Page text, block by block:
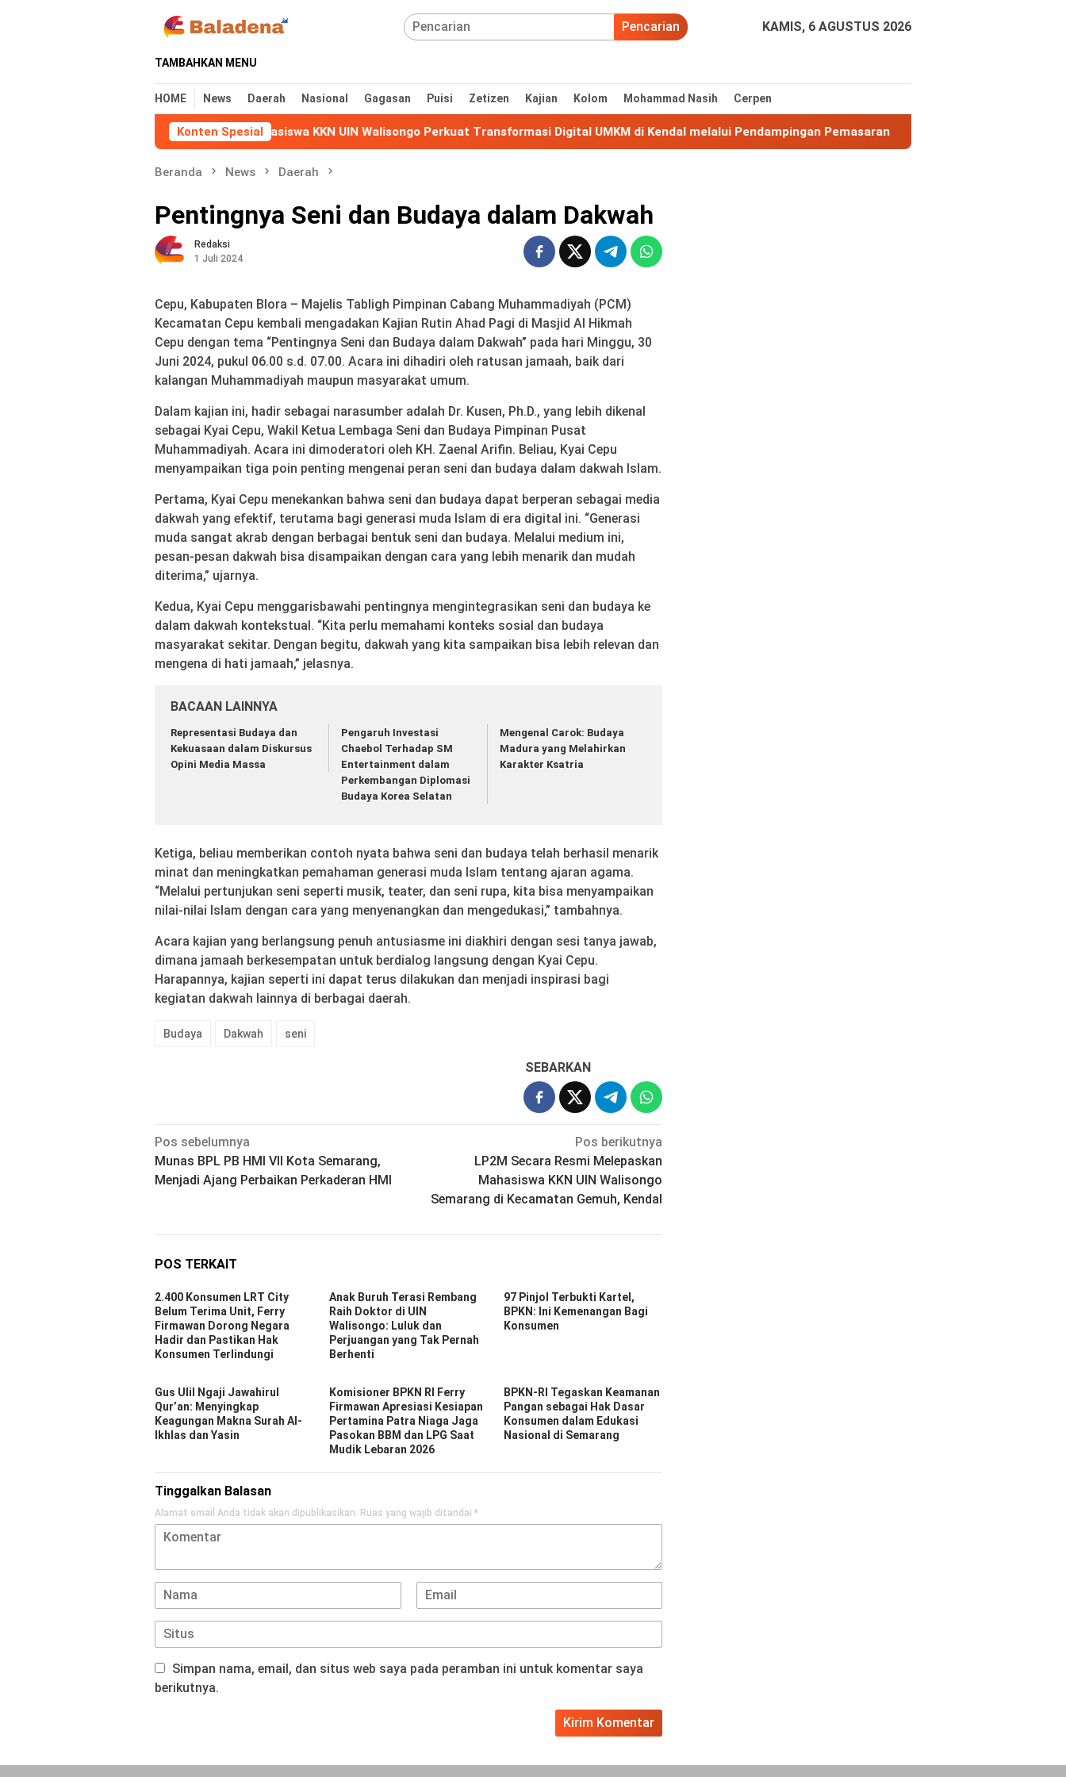
Pencarian KAMIS, 6 AGUSTUS 2026
TAMBAHKAN MENU
HOME News Daerah Nasional Gagasan Puisi Zetizen Kajian Kolom Mohammad Nasih Cerpen
Konten Spesial
Mahasiswa KKN UIN Walisongo Perkuat Transformasi Digital UMKM di Kendal melalui Pendampingan Pemasaran 2.400 Konsumen LRT City
Beranda News Daerah
Pentingnya Seni dan Budaya dalam Dakwah
Redaksi
1 Juli 2024
Cepu, Kabupaten Blora – Majelis Tabligh Pimpinan Cabang Muhammadiyah (PCM)
Kecamatan Cepu kembali mengadakan Kajian Rutin Ahad Pagi di Masjid Al Hikmah
Cepu dengan tema “Pentingnya Seni dan Budaya dalam Dakwah” pada hari Minggu, 30
Juni 2024, pukul 06.00 s.d. 07.00. Acara ini dihadiri oleh ratusan jamaah, baik dari
kalangan Muhammadiyah maupun masyarakat umum.
Dalam kajian ini, hadir sebagai narasumber adalah Dr. Kusen, Ph.D., yang lebih dikenal
sebagai Kyai Cepu, Wakil Ketua Lembaga Seni dan Budaya Pimpinan Pusat
Muhammadiyah. Acara ini dimoderatori oleh KH. Zaenal Arifin. Beliau, Kyai Cepu
menyampaikan tiga poin penting mengenai peran seni dan budaya dalam dakwah Islam.
Pertama, Kyai Cepu menekankan bahwa seni dan budaya dapat berperan sebagai media
dakwah yang efektif, terutama bagi generasi muda Islam di era digital ini. “Generasi
muda sangat akrab dengan berbagai bentuk seni dan budaya. Melalui medium ini,
pesan-pesan dakwah bisa disampaikan dengan cara yang lebih menarik dan mudah
diterima,” ujarnya.
Kedua, Kyai Cepu menggarisbawahi pentingnya mengintegrasikan seni dan budaya ke
dalam dakwah kontekstual. “Kita perlu memahami konteks sosial dan budaya
masyarakat sekitar. Dengan begitu, dakwah yang kita sampaikan bisa lebih relevan dan
mengena di hati jamaah,” jelasnya.
BACAAN LAINNYA
Representasi Budaya dan
Kekuasaan dalam Diskursus
Opini Media Massa
Pengaruh Investasi
Chaebol Terhadap SM
Entertainment dalam
Perkembangan Diplomasi
Budaya Korea Selatan
Mengenal Carok: Budaya
Madura yang Melahirkan
Karakter Ksatria
Ketiga, beliau memberikan contoh nyata bahwa seni dan budaya telah berhasil menarik
minat dan meningkatkan pemahaman generasi muda Islam tentang ajaran agama.
“Melalui pertunjukan seni seperti musik, teater, dan seni rupa, kita bisa menyampaikan
nilai-nilai Islam dengan cara yang menyenangkan dan mengedukasi,” tambahnya.
Acara kajian yang berlangsung penuh antusiasme ini diakhiri dengan sesi tanya jawab,
dimana jamaah berkesempatan untuk berdialog langsung dengan Kyai Cepu.
Harapannya, kajian seperti ini dapat terus dilakukan dan menjadi inspirasi bagi
kegiatan dakwah lainnya di berbagai daerah.
Budaya Dakwah seni
SEBARKAN
Navigasi
pos
Pos sebelumnya
Munas BPL PB HMI VII Kota Semarang,
Menjadi Ajang Perbaikan Perkaderan HMI
Pos berikutnya
LP2M Secara Resmi Melepaskan
Mahasiswa KKN UIN Walisongo
Semarang di Kecamatan Gemuh, Kendal
POS TERKAIT
2.400 Konsumen LRT City
Belum Terima Unit, Ferry
Firmawan Dorong Negara
Hadir dan Pastikan Hak
Konsumen Terlindungi
Anak Buruh Terasi Rembang
Raih Doktor di UIN
Walisongo: Luluk dan
Perjuangan yang Tak Pernah
Berhenti
97 Pinjol Terbukti Kartel,
BPKN: Ini Kemenangan Bagi
Konsumen
Gus Ulil Ngaji Jawahirul
Qur’an: Menyingkap
Keagungan Makna Surah Al-
Ikhlas dan Yasin
Komisioner BPKN RI Ferry
Firmawan Apresiasi Kesiapan
Pertamina Patra Niaga Jaga
Pasokan BBM dan LPG Saat
Mudik Lebaran 2026
BPKN-RI Tegaskan Keamanan
Pangan sebagai Hak Dasar
Konsumen dalam Edukasi
Nasional di Semarang
Tinggalkan Balasan
Alamat email Anda tidak akan dipublikasikan. Ruas yang wajib ditandai *
Simpan nama, email, dan situs web saya pada peramban ini untuk komentar saya
berikutnya.